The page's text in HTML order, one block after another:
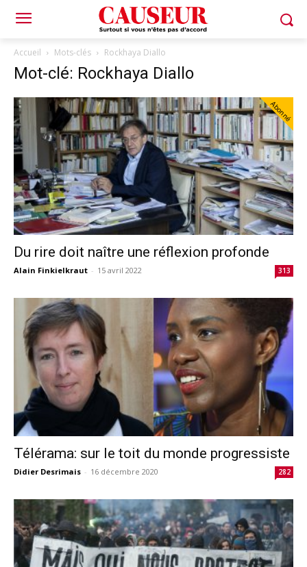
Accueil Mots-clés Rockhaya Diallo
Mot-clé: Rockhaya Diallo
Abonné
Du rire doit naître une réflexion profonde
Alain Finkielkraut - 15 avril 2022 313
Télérama: sur le toit du monde progressiste
Didier Desrimais - 16 décembre 2020 282